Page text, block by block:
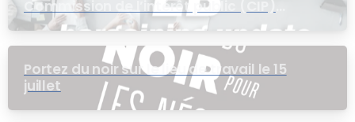
Commission de l’intérêt public (CIP)
pour le groupe EB
Portez du noir sur le lieu de travail le 15
juillet